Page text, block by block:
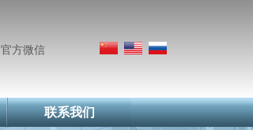
官方微信
联系我们